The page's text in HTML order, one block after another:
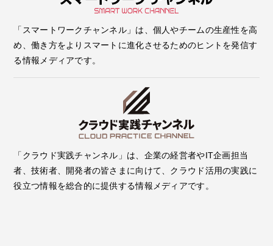
「スマートワークチャンネル」は、個人やチームの生産性を高
め、働き方をよりスマートに進化させるためのヒントを発信す
る情報メディアです。
「クラウド実践チャンネル」は、企業の経営者やIT企画担当
者、技術者、開発者の皆さまに向けて、クラウド活用の実践に
役立つ情報を総合的に提供する情報メディアです。